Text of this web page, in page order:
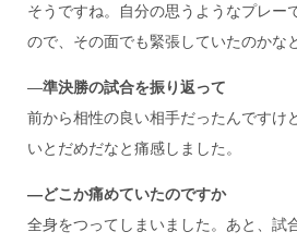
そうですね。自分の思うようなプレー
ので、その面でも緊張していたのかな
―準決勝の試合を振り返って
前から相性の良い相手だったんですけ
いとだめだなと痛感しました。
―どこか痛めていたのですか
全身をつってしまいました。あと、試